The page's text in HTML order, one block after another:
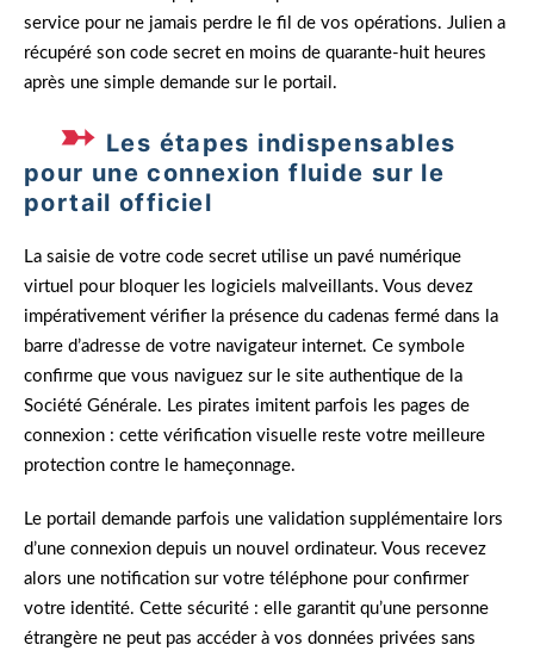
service pour ne jamais perdre le fil de vos opérations. Julien a
récupéré son code secret en moins de quarante-huit heures
après une simple demande sur le portail.
Les étapes indispensables
pour une connexion fluide sur le
portail officiel
La saisie de votre code secret utilise un pavé numérique
virtuel pour bloquer les logiciels malveillants. Vous devez
impérativement vérifier la présence du cadenas fermé dans la
barre d’adresse de votre navigateur internet. Ce symbole
confirme que vous naviguez sur le site authentique de la
Société Générale. Les pirates imitent parfois les pages de
connexion : cette vérification visuelle reste votre meilleure
protection contre le hameçonnage.
Le portail demande parfois une validation supplémentaire lors
d’une connexion depuis un nouvel ordinateur. Vous recevez
alors une notification sur votre téléphone pour confirmer
votre identité. Cette sécurité : elle garantit qu’une personne
étrangère ne peut pas accéder à vos données privées sans